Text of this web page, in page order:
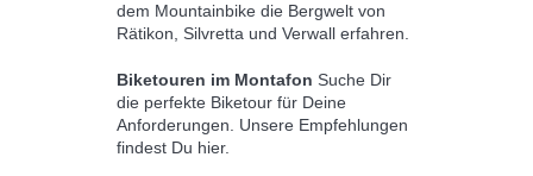
Kulisse in der Silvretta, dem Rätikon
und dem Verwall. Neugierige und alle,
perfektionieren wollen, können im
Klettergarten Höhenluft schnuppern.
Klettersteige im Montafon